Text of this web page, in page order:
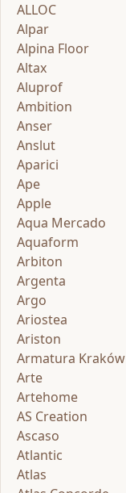
ALLOC
Alpar
Alpina Floor
Altax
Aluprof
Ambition
Anser
Anslut
Aparici
Ape
Apple
Aqua Mercado
Aquaform
Arbiton
Argenta
Argo
Ariostea
Ariston
Armatura Kraków
Arte
Artehome
AS Creation
Ascaso
Atlantic
Atlas